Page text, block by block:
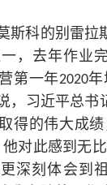
斯科的别雷拉
，去年作业
第一年2020
，习近平总书
得的伟大成
对此感到无
深刻体会到